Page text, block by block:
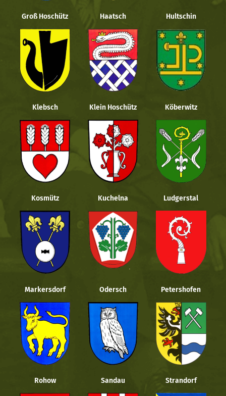
Groß Hoschütz Haatsch Hultschin
Klebsch Klein Hoschütz Köberwitz
Kosmütz Kuchelna Ludgerstal
Markersdorf Odersch Petershofen
Rohow Sandau Strandorf